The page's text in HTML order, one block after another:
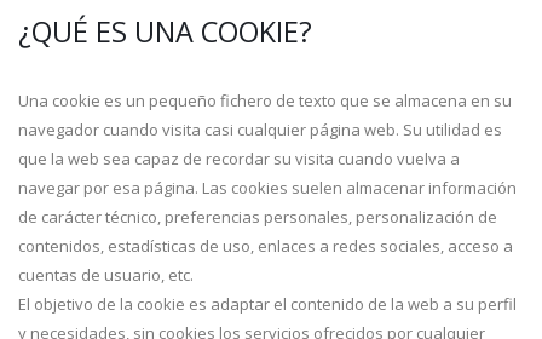
¿QUÉ ES UNA COOKIE?
Una cookie es un pequeño fichero de texto que se almacena en su
navegador cuando visita casi cualquier página web. Su utilidad es
que la web sea capaz de recordar su visita cuando vuelva a
navegar por esa página. Las cookies suelen almacenar información
de carácter técnico, preferencias personales, personalización de
contenidos, estadísticas de uso, enlaces a redes sociales, acceso a
cuentas de usuario, etc.
El objetivo de la cookie es adaptar el contenido de la web a su perfil
y necesidades, sin cookies los servicios ofrecidos por cualquier